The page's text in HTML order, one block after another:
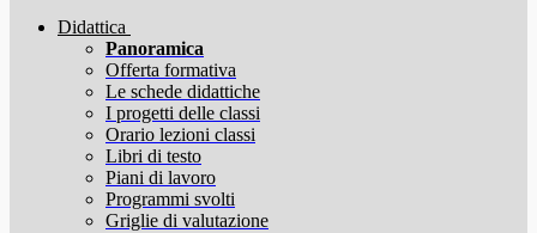
Didattica
Panoramica
Offerta formativa
Le schede didattiche
I progetti delle classi
Orario lezioni classi
Libri di testo
Piani di lavoro
Programmi svolti
Griglie di valutazione